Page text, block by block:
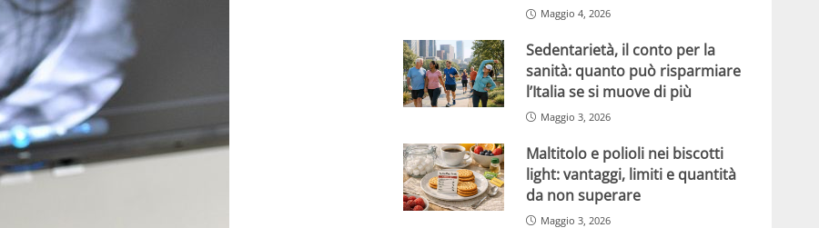
Maggio 4, 2026
Sedentarietà, il conto per la
sanità: quanto può risparmiare
l’Italia se si muove di più
Maggio 3, 2026
Maltitolo e polioli nei biscotti
light: vantaggi, limiti e quantità
da non superare
Maggio 3, 2026